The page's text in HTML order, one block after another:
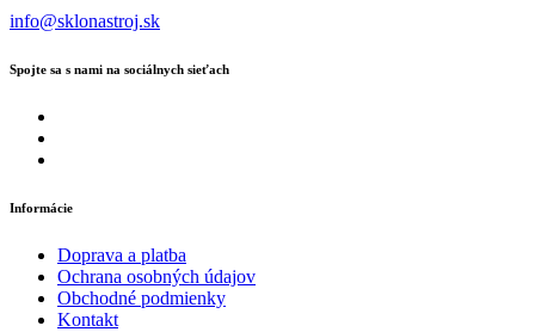
info@sklonastroj.sk
Spojte sa s nami na sociálnych sieťach
Informácie
Doprava a platba
Ochrana osobných údajov
Obchodné podmienky
Kontakt